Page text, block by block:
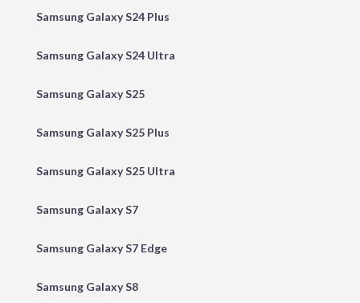
Samsung Galaxy S24 Plus
Samsung Galaxy S24 Ultra
Samsung Galaxy S25
Samsung Galaxy S25 Plus
Samsung Galaxy S25 Ultra
Samsung Galaxy S7
Samsung Galaxy S7 Edge
Samsung Galaxy S8